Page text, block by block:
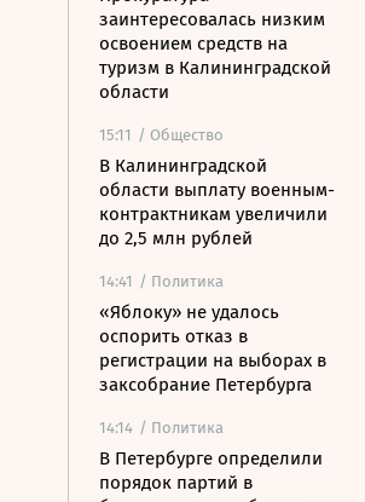
заинтересовалась низким
освоением средств на
туризм в Калининградской
области
15:11 / Общество
В Калининградской
области выплату военным-
контрактникам увеличили
до 2,5 млн рублей
14:41 / Политика
«Яблоку» не удалось
оспорить отказ в
регистрации на выборах в
заксобрание Петербурга
14:14 / Политика
В Петербурге определили
порядок партий в